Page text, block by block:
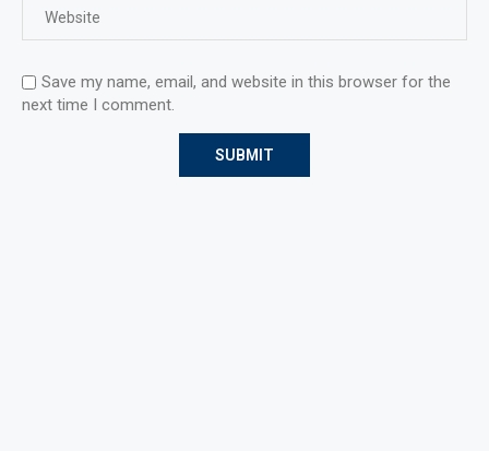
Save my name, email, and website in this browser for the
next time I comment.